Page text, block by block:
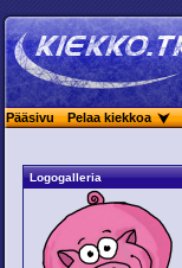
Pääsivu Pelaa kiekkoa
Logogalleria